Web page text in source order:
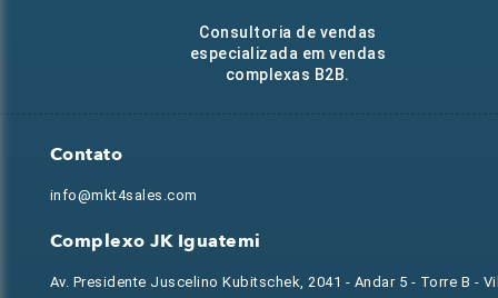
Consultoria de vendas
especializada em vendas
complexas B2B.
Contato
info@mkt4sales.com
Complexo JK Iguatemi
Av. Presidente Juscelino Kubitschek, 2041 - Andar 5 - Torre B -